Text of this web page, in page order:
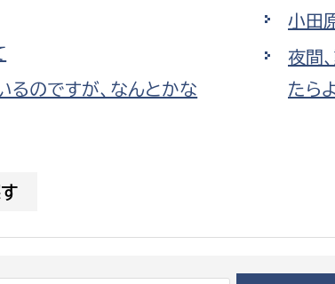
観光課
農政課
水産海浜
理者
患者サポ
るのですが、なんとかな
小田
夜間
たら